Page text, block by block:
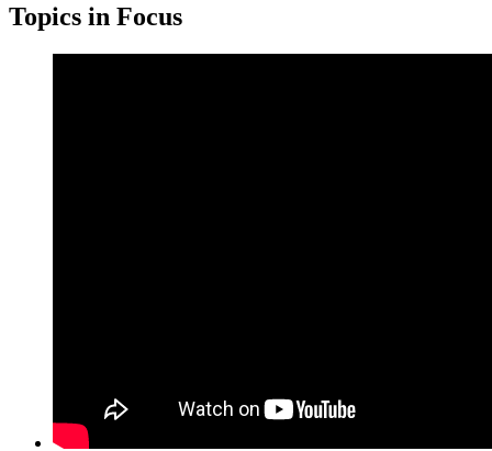
Topics in Focus